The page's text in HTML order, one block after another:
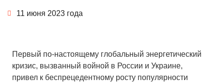
11 июня 2023 года
Первый по-настоящему глобальный энергетический
кризис, вызванный войной в России и Украине,
привел к беспрецедентному росту популярности